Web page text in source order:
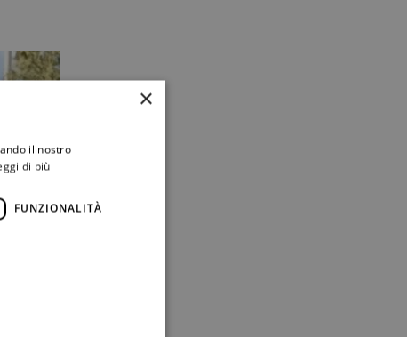
×
il nostro
di più
FUNZIONALITÀ